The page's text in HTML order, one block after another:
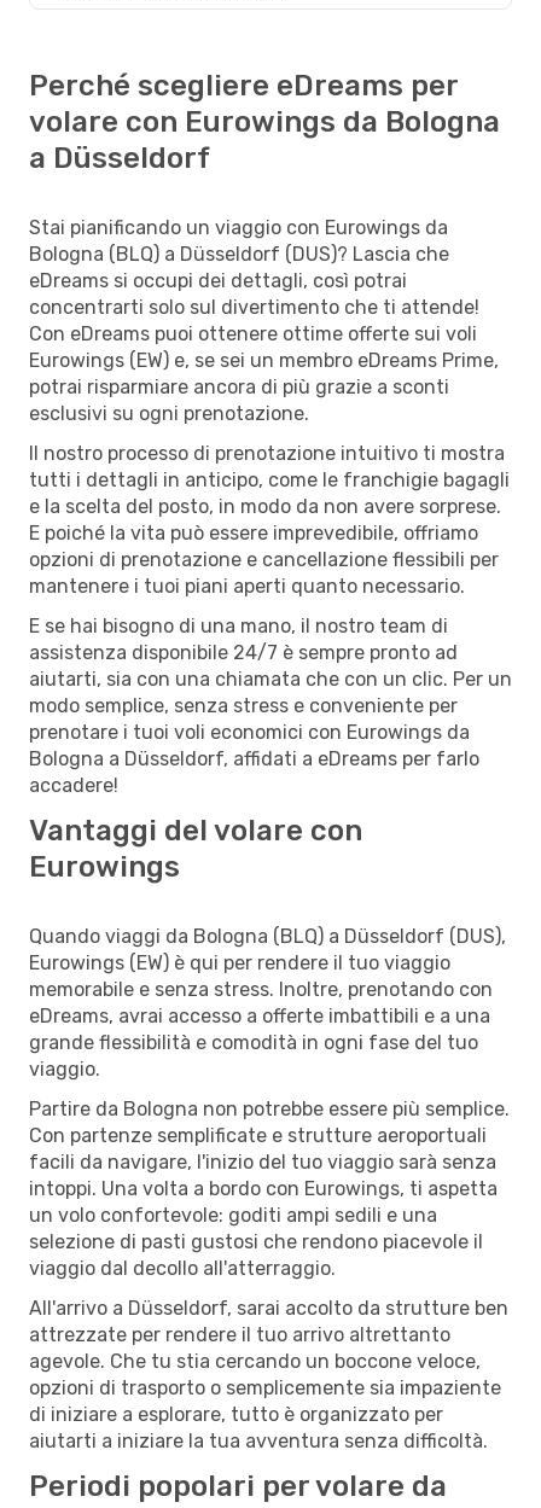
Perché scegliere eDreams per
volare con Eurowings da Bologna
a Düsseldorf
Stai pianificando un viaggio con Eurowings da
Bologna (BLQ) a Düsseldorf (DUS)? Lascia che
eDreams si occupi dei dettagli, così potrai
concentrarti solo sul divertimento che ti attende!
Con eDreams puoi ottenere ottime offerte sui voli
Eurowings (EW) e, se sei un membro eDreams Prime,
potrai risparmiare ancora di più grazie a sconti
esclusivi su ogni prenotazione.
Il nostro processo di prenotazione intuitivo ti mostra
tutti i dettagli in anticipo, come le franchigie bagagli
e la scelta del posto, in modo da non avere sorprese.
E poiché la vita può essere imprevedibile, offriamo
opzioni di prenotazione e cancellazione flessibili per
mantenere i tuoi piani aperti quanto necessario.
E se hai bisogno di una mano, il nostro team di
assistenza disponibile 24/7 è sempre pronto ad
aiutarti, sia con una chiamata che con un clic. Per un
modo semplice, senza stress e conveniente per
prenotare i tuoi voli economici con Eurowings da
Bologna a Düsseldorf, affidati a eDreams per farlo
accadere!
Vantaggi del volare con
Eurowings
Quando viaggi da Bologna (BLQ) a Düsseldorf (DUS),
Eurowings (EW) è qui per rendere il tuo viaggio
memorabile e senza stress. Inoltre, prenotando con
eDreams, avrai accesso a offerte imbattibili e a una
grande flessibilità e comodità in ogni fase del tuo
viaggio.
Partire da Bologna non potrebbe essere più semplice.
Con partenze semplificate e strutture aeroportuali
facili da navigare, l'inizio del tuo viaggio sarà senza
intoppi. Una volta a bordo con Eurowings, ti aspetta
un volo confortevole: goditi ampi sedili e una
selezione di pasti gustosi che rendono piacevole il
viaggio dal decollo all'atterraggio.
All'arrivo a Düsseldorf, sarai accolto da strutture ben
attrezzate per rendere il tuo arrivo altrettanto
agevole. Che tu stia cercando un boccone veloce,
opzioni di trasporto o semplicemente sia impaziente
di iniziare a esplorare, tutto è organizzato per
aiutarti a iniziare la tua avventura senza difficoltà.
Periodi popolari per volare da